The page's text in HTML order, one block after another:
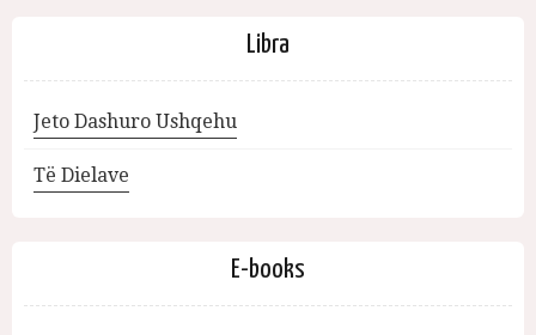
Libra
Jeto Dashuro Ushqehu
Të Dielave
E-books